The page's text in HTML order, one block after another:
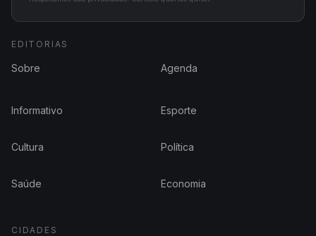
EDITORIAS
Sobre Agenda
Informativo Esporte
Cultura Política
Saúde Economia
CIDADES